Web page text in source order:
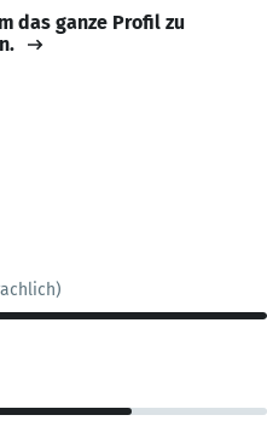
das ganze Profil zu